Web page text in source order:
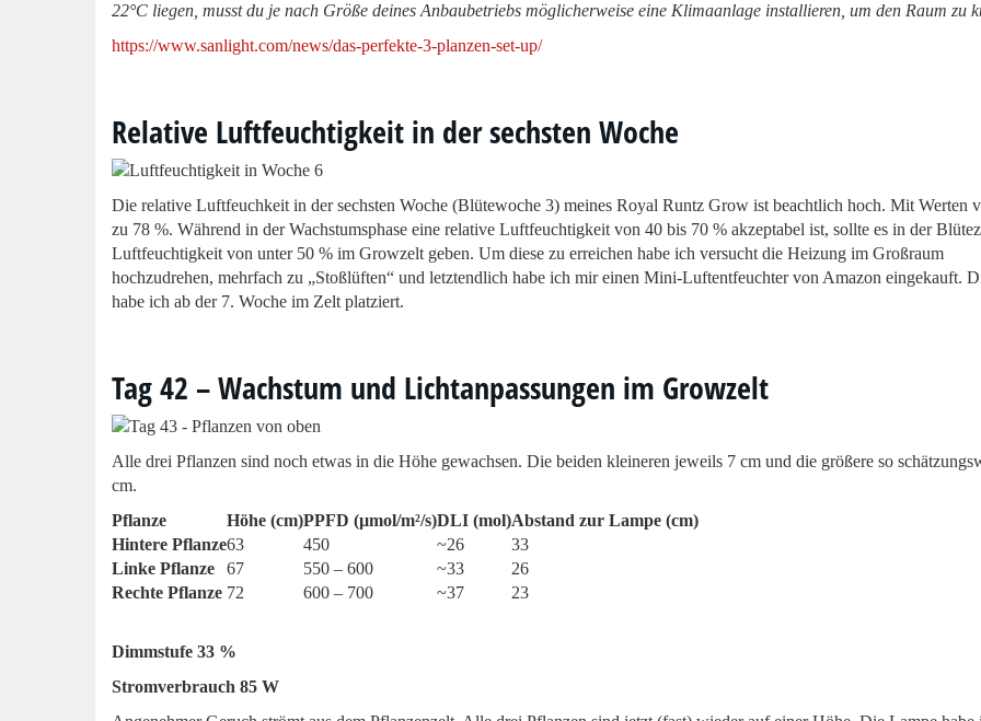
22°C liegen, musst du je nach Größe deines Anbaubetriebs möglicherweise eine Klimaanlage installieren, um den Raum zu
https://www.sanlight.com/news/das-perfekte-3-planzen-set-up/
Relative Luftfeuchtigkeit in der sechsten Woche
Die relative Luftfeuchkeit in der sechsten Woche (Blütewoche 3) meines Royal Runtz Grow ist beachtlich hoch. Mit Werten
zu 78 %. Während in der Wachstumsphase eine relative Luftfeuchtigkeit von 40 bis 70 % akzeptabel ist, sollte es in der
Luftfeuchtigkeit von unter 50 % im Growzelt geben. Um diese zu erreichen habe ich versucht die Heizung im Großraum
hochzudrehen, mehrfach zu „Stoßlüften“ und letztendlich habe ich mir einen Mini-Luftentfeuchter von Amazon eingekauft.
habe ich ab der 7. Woche im Zelt platziert.
Tag 42 – Wachstum und Lichtanpassungen im Growzelt
Alle drei Pflanzen sind noch etwas in die Höhe gewachsen. Die beiden kleineren jeweils 7 cm und die größere so
cm.
Pflanze
Höhe (cm)PPFD (µmol/m²/s)DLI (mol)Abstand zur Lampe (cm)
Hintere Pflanze63 450 ~26
33
Linke Pflanze
67 550 – 600 ~33
26
Rechte Pflanze 72 600 – 700 ~37 23
Dimmstufe 33 %
Stromverbrauch 85 W